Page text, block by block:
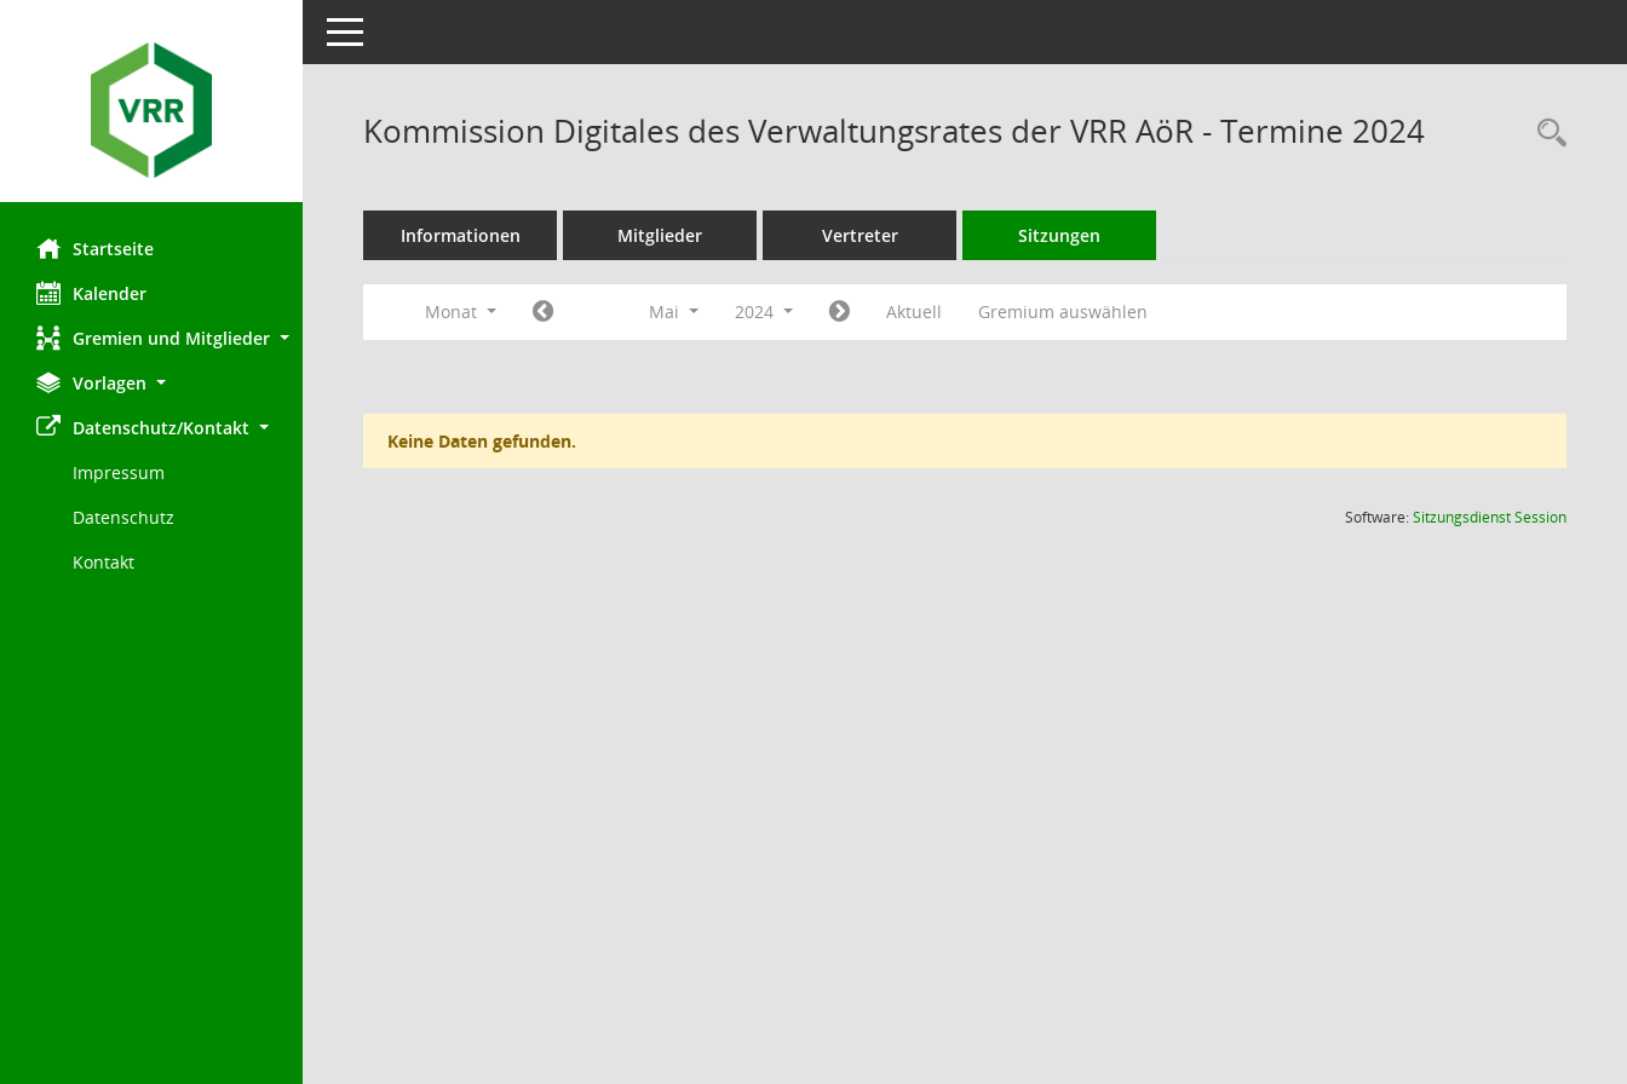
Startseite
Kalender
Gremien und Mitglieder
Vorlagen
Datenschutz/Kontakt
Impressum
Datenschutz
Kontakt
Toggle navigation
Kommission Digitales des Verwaltungsrates der VRR AöR - Termine 2024
Informationen Mitglieder Vertreter Sitzungen
Monat Mai 2024 Aktuell Gremium auswählen
Keine Daten gefunden.
Software:SitzungsdienstSession(Wird in